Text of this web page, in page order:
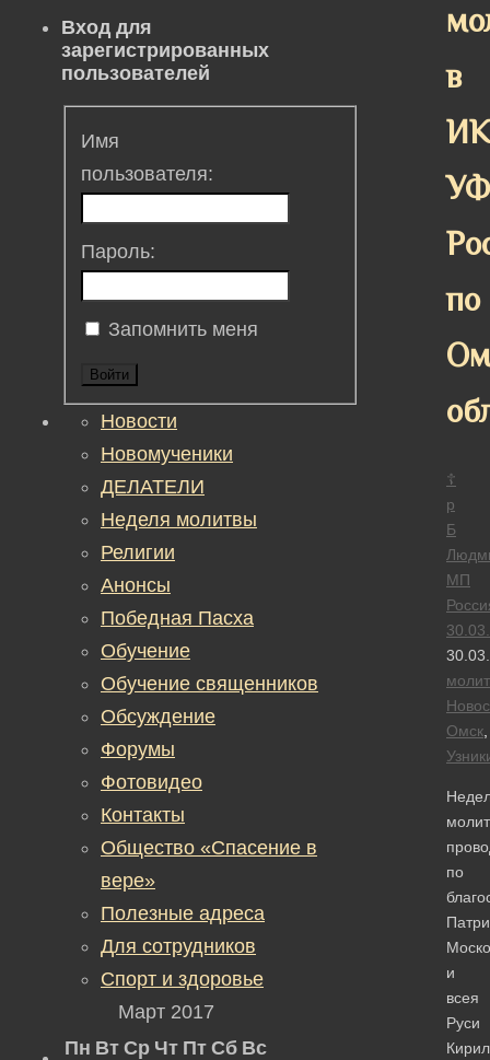
в
по
☦
р
Б
МП
Омск
по
и
всея
Руси
Вход для
зарегистрированных
пользователей
Имя
пользователя:
Пароль:
Запомнить меня
Войти
Новости
Новомученики
ДЕЛАТЕЛИ
Неделя молитвы
Религии
Анонсы
Победная Пасха
Обучение
Обучение священников
Обсуждение
Форумы
Фотовидео
Контакты
Общество «Спасение в
вере»
Полезные адреса
Для сотрудников
Спорт и здоровье
Март 2017
Пн Вт Ср Чт Пт Сб Вс